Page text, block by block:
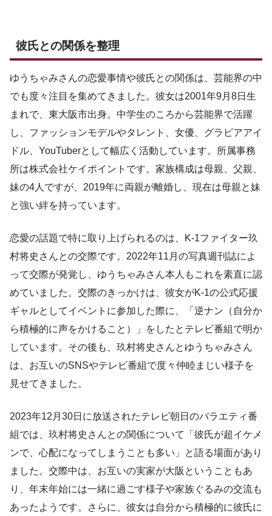
彼氏との関係を整理
ゆうちゃみさんの恋愛事情や彼氏との関係は、芸能界の中
でも度々注目を集めてきました。彼女は2001年9月8日生
まれで、東大阪市出身。中学生のころから芸能界で活躍
し、ファッションモデルやタレント、女優、グラビアアイ
ドル、YouTuberとして幅広く活動しています。所属事務
所は株式会社ケイポイントです。家族構成は母親、父親、
妹の4人ですが、2019年に両親が離婚し、現在は母親と妹
と強い絆を持っています。
恋愛の話題で特に取り上げられるのは、K-1ファイター玖
村将史さんとの交際です。2022年11月の写真週刊誌によ
って交際が発覚し、ゆうちゃみさん本人もこれを素直に認
めていました。交際のきっかけは、彼女がK-1の公式応援
ギャルとしてイベントに参加した際に、「逆ナン（自分か
ら積極的に声をかけること）」をしたとテレビ番組で明か
しています。その後も、玖村将史さんとゆうちゃみさん
は、お互いのSNSやテレビ番組で度々仲睦まじい様子を
見せてきました。
2023年12月30日に放送されたテレビ朝日のバラエティ番
組では、玖村将史さんとの関係について「彼氏が超イケメ
ンで、心配になってしまうことも多い」と語る場面があり
ました。交際中は、お互いの実家が大阪ということもあ
り、年末年始には一緒に過ごす様子や家族ぐるみの交流も
あったようです。さらに、彼女は自分から積極的に彼氏に